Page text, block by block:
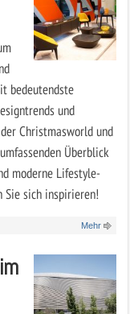
bedeutendste
und
Christmasworld und
Überblick
moderne Lifestyle-
Sie sich inspirieren!
Mehr